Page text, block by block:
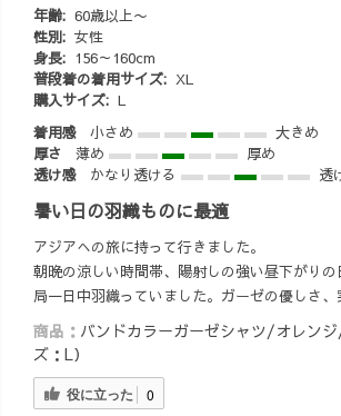
年齢: 60歳以上〜
性別: 女性
身長: 156～160cm
普段着の着用サイズ: XL
購入サイズ: L
着用感
小さめ
大きめ
厚さ
薄め
厚め
透け感
かなり透ける 透
暑い日の羽織ものに最適
アジアへの旅に持って行きました。
朝晩の涼しい時間帯、陽射しの強い昼下がり
局一日中羽織っていました。ガーゼの優しさ、
商品： バンドカラーガーゼシャツ/オレン
ズ：L）
役に立った 0